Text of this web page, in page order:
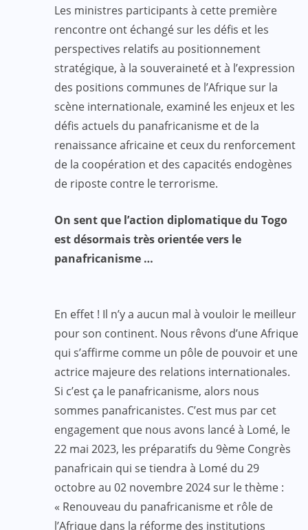
Les ministres participants à cette première
rencontre ont échangé sur les défis et les
perspectives relatifs au positionnement
stratégique, à la souveraineté et à l’expression
des positions communes de l’Afrique sur la
scène internationale, examiné les enjeux et les
défis actuels du panafricanisme et de la
renaissance africaine et ceux du renforcement
de la coopération et des capacités endogènes
de riposte contre le terrorisme.
On sent que l’action diplomatique du Togo
est désormais très orientée vers le
panafricanisme …
En effet ! Il n’y a aucun mal à vouloir le meilleur
pour son continent. Nous rêvons d’une Afrique
qui s’affirme comme un pôle de pouvoir et une
actrice majeure des relations internationales.
Si c’est ça le panafricanisme, alors nous
sommes panafricanistes. C’est mus par cet
engagement que nous avons lancé à Lomé, le
22 mai 2023, les préparatifs du 9ème Congrès
panafricain qui se tiendra à Lomé du 29
octobre au 02 novembre 2024 sur le thème :
« Renouveau du panafricanisme et rôle de
l’Afrique dans la réforme des institutions